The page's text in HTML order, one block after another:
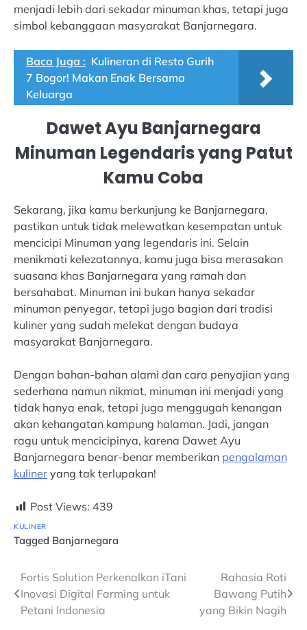
menjadi lebih dari sekadar minuman khas, tetapi juga
simbol kebanggaan masyarakat Banjarnegara.
Baca Juga : Kulineran di Resto Gurih
7 Bogor! Makan Enak Bersama
Keluarga
Dawet Ayu Banjarnegara
Minuman Legendaris yang Patut
Kamu Coba
Sekarang, jika kamu berkunjung ke Banjarnegara,
pastikan untuk tidak melewatkan kesempatan untuk
mencicipi Minuman yang legendaris ini. Selain
menikmati kelezatannya, kamu juga bisa merasakan
suasana khas Banjarnegara yang ramah dan
bersahabat. Minuman ini bukan hanya sekadar
minuman penyegar, tetapi juga bagian dari tradisi
kuliner yang sudah melekat dengan budaya
masyarakat Banjarnegara.
Dengan bahan-bahan alami dan cara penyajian yang
sederhana namun nikmat, minuman ini menjadi yang
tidak hanya enak, tetapi juga menggugah kenangan
akan kehangatan kampung halaman. Jadi, jangan
ragu untuk mencicipinya, karena Dawet Ayu
Banjarnegara benar-benar memberikan pengalaman
kuliner yang tak terlupakan!
Post Views: 439
KULINER
Tagged Banjarnegara
Navigasi
pos
Fortis Solution Perkenalkan iTani
Inovasi Digital Farming untuk
Petani Indonesia
Rahasia Roti
Bawang Putih
yang Bikin Nagih